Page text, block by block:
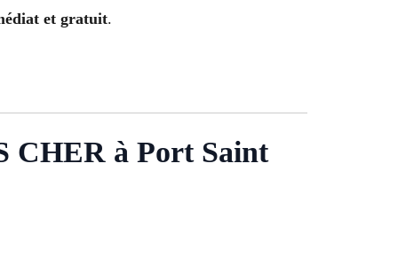
et gratuit.
CHER à Port Saint